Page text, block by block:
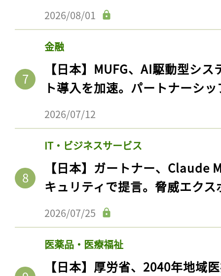
2026/08/01
金融
【日本】MUFG、AI駆動型シ
ト導入を加速。パートナーシ
2026/07/12
IT・ビジネスサービス
【日本】ガートナー、Claude
キュリティで提言。脅威エク
2026/07/25
医薬品・医療福祉
【日本】厚労省、2040年地域